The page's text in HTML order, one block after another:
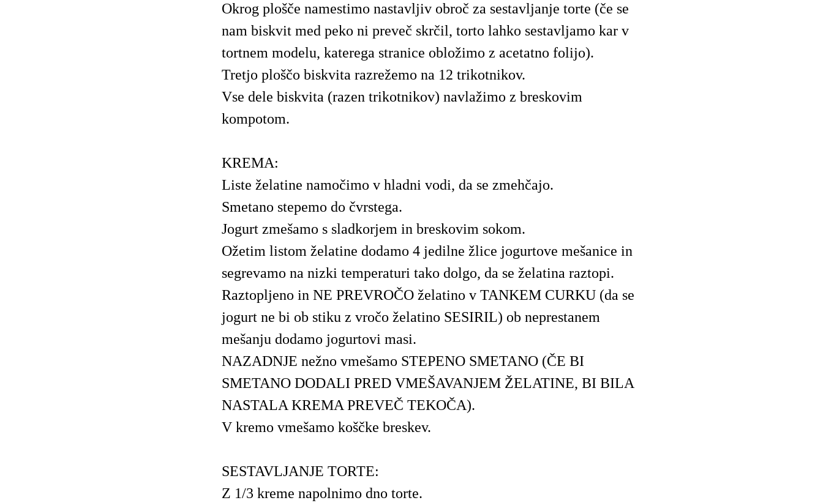
Okrog plošče namestimo nastavljiv obroč za sestavljanje torte (če se
nam biskvit med peko ni preveč skrčil, torto lahko sestavljamo kar v
tortnem modelu, katerega stranice obložimo z acetatno folijo).
Tretjo ploščo biskvita razrežemo na 12 trikotnikov.
Vse dele biskvita (razen trikotnikov) navlažimo z breskovim
kompotom.
KREMA:
Liste želatine namočimo v hladni vodi, da se zmehčajo.
Smetano stepemo do čvrstega.
Jogurt zmešamo s sladkorjem in breskovim sokom.
Ožetim listom želatine dodamo 4 jedilne žlice jogurtove mešanice in
segrevamo na nizki temperaturi tako dolgo, da se želatina raztopi.
Raztopljeno in NE PREVROČO želatino v TANKEM CURKU (da se
jogurt ne bi ob stiku z vročo želatino SESIRIL) ob neprestanem
mešanju dodamo jogurtovi masi.
NAZADNJE nežno vmešamo STEPENO SMETANO (ČE BI
SMETANO DODALI PRED VMEŠAVANJEM ŽELATINE, BI BILA
NASTALA KREMA PREVEČ TEKOČA).
V kremo vmešamo koščke breskev.
SESTAVLJANJE TORTE:
Z 1/3 kreme napolnimo dno torte.